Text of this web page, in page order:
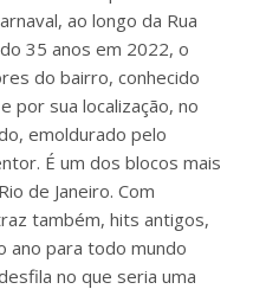
ao longo da Rua
35 anos em 2022, o
do bairro, conhecido
por sua localização, no
emoldurado pelo
É um dos blocos mais
de Janeiro. Com
também, hits antigos,
ano para todo mundo
no que seria uma